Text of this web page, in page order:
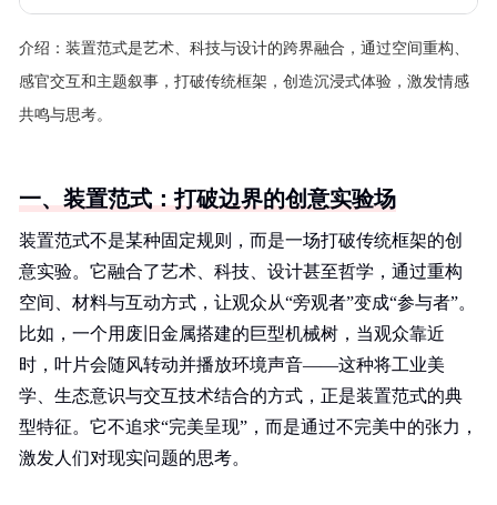
介绍： 装置范式是艺术、科技与设计的跨界融合，通过空间重构、
感官交互和主题叙事，打破传统框架，创造沉浸式体验，激发情感
共鸣与思考。
一、装置范式：打破边界的创意实验场
装置范式不是某种固定规则，而是一场打破传统框架的创
意实验。它融合了艺术、科技、设计甚至哲学，通过重构
空间、材料与互动方式，让观众从“旁观者”变成“参与者”。
比如，一个用废旧金属搭建的巨型机械树，当观众靠近
时，叶片会随风转动并播放环境声音——这种将工业美
学、生态意识与交互技术结合的方式，正是装置范式的典
型特征。它不追求“完美呈现”，而是通过不完美中的张力，
激发人们对现实问题的思考。